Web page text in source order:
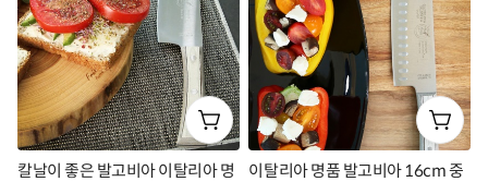
칼날이 좋은 발고비아 이탈리아 명 이탈리아 명품 발고비아 16cm 중